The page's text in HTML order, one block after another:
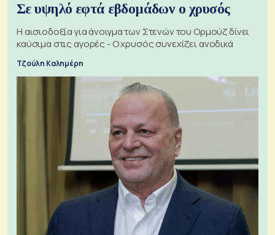
Σε υψηλό εφτά εβδομάδων ο χρυσός
Η αισιοδοξία για άνοιγμα των Στενών του Ορμούζ δίνει
καύσιμα στις αγορές - Ο χρυσός συνεχίζει ανοδικά
Τζούλη Καλημέρη